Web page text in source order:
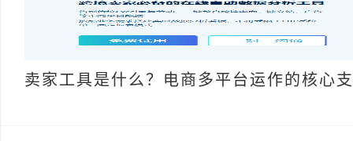
卖家工具是什么？电商多平台运作的核心